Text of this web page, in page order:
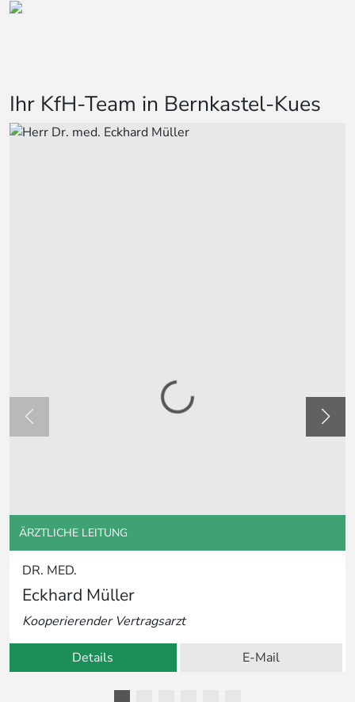
Ihr KfH-Team in Bernkastel-Kues
ÄRZTLICHE LEITUNG
DR. MED.
Eckhard Müller
Kooperierender Vertragsarzt
Details E-Mail